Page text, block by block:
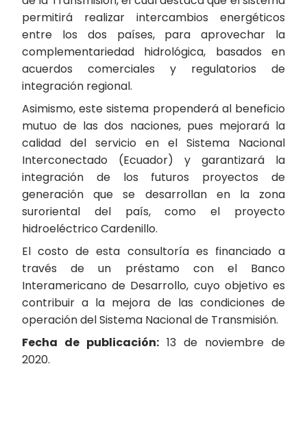
permitirá realizar intercambios energéticos
entre los dos países, para aprovechar la
complementariedad hidrológica, basados en
acuerdos comerciales y regulatorios de
integración regional.
Asimismo, este sistema propenderá al beneficio
mutuo de las dos naciones, pues mejorará la
calidad del servicio en el Sistema Nacional
Interconectado (Ecuador) y garantizará la
integración de los futuros proyectos de
generación que se desarrollan en la zona
suroriental del país, como el proyecto
hidroeléctrico Cardenillo.
El costo de esta consultoría es financiado a
través de un préstamo con el Banco
Interamericano de Desarrollo, cuyo objetivo es
contribuir a la mejora de las condiciones de
operación del Sistema Nacional de Transmisión.
Fecha de publicación: 13 de noviembre de
2020.